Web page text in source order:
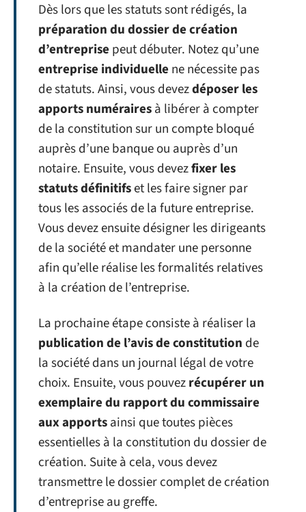
Dès lors que les statuts sont rédigés, la
préparation du dossier de création
d’entreprise peut débuter. Notez qu’une
entreprise individuelle ne nécessite pas
de statuts. Ainsi, vous devezdéposer les
apports numérairesà libérer à compter
de la constitution sur un compte bloqué
auprès d’une banque ou auprès d’un
notaire. Ensuite, vous devezfixer les
statuts définitifset les faire signer par
tous les associés de la future entreprise.
Vous devez ensuite désigner les dirigeants
de la société et mandater une personne
afin qu’elle réalise les formalités relatives
à la création de l’entreprise.
La prochaine étape consiste à réaliser la
publication de l’avis de constitution de
la société dans un journal légal de votre
choix. Ensuite, vous pouvezrécupérer un
exemplaire du rapport du commissaire
aux apportsainsi que toutes pièces
essentielles à la constitution du dossier de
création. Suite à cela, vous devez
transmettre le dossier complet de création
d’entreprise au greffe.